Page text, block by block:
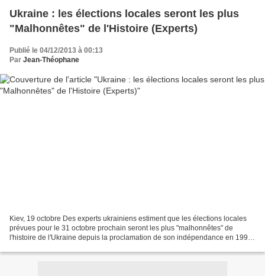
Ukraine : les élections locales seront les plus
"Malhonnêtes" de l'Histoire (Experts)
Publié le 04/12/2013 à 00:13
Par Jean-Théophane
Kiev, 19 octobre Des experts ukrainiens estiment que les élections locales
prévues pour le 31 octobre prochain seront les plus "malhonnêtes" de
l'histoire de l'Ukraine depuis la proclamation de son indépendance en 1991.